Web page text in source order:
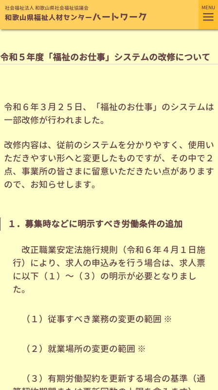
社会福祉法人 和歌山県社会福祉協議会
和歌山県福祉人材センターハートワーク
MENU
≡
令和５年度「福祉のお仕事」システムの改修について
令和６年３月２５日、「福祉のお仕事」のシステムは
一部改修が行われました。
改修内容は、従前のシステムを分かりやすく、使用い
ただきやすい形へと変更したものですが、その中で２
点、事業所の皆さまに留意いただきたい点があります
ので、お知らせします。
１．募集時などに明示すべき労働条件の追加
改正職業安定法施行規則（令和６年４月１日施
行）により、求人の申込みを行う場合は、求人票
に以下（１）～（３）の明示が必要となりまし
た。
（１）従事すべき業務の変更の範囲 ※
（２）就業場所の変更の範囲 ※
（３）有期労働契約を更新する場合の基準（通